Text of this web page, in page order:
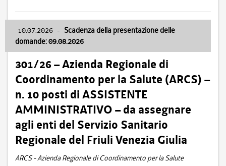
10.07.2026 - Scadenza della presentazione delle
domande: 09.08.2026
301/26 – Azienda Regionale di
Coordinamento per la Salute (ARCS) –
n. 10 posti di ASSISTENTE
AMMINISTRATIVO – da assegnare
agli enti del Servizio Sanitario
Regionale del Friuli Venezia Giulia
ARCS - Azienda Regionale di Coordinamento per la Salute